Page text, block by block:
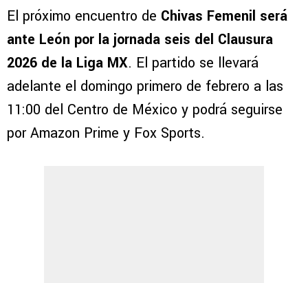
El próximo encuentro de Chivas Femenil será
ante León por la jornada seis del Clausura
2026 de la Liga MX. El partido se llevará
adelante el domingo primero de febrero a las
11:00 del Centro de México y podrá seguirse
por Amazon Prime y Fox Sports.